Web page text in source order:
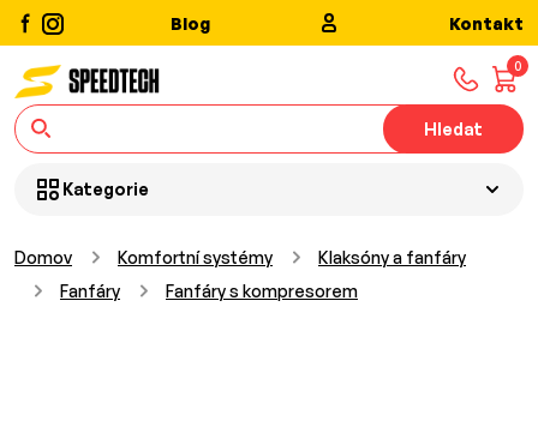
Blog Kontakt
0
Hledat
Kategorie
Domov Komfortní systémy
Klaksóny a fanfáry
Fanfáry
Fanfáry s kompresorem